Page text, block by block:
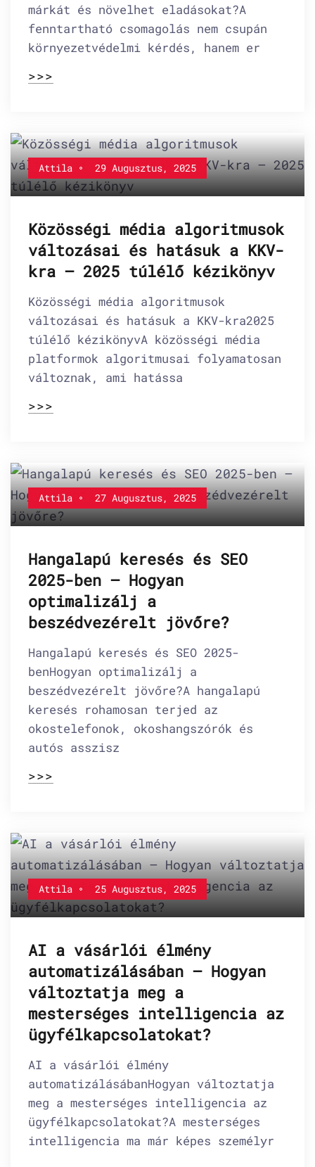
márkát és növelhet eladásokat?A
fenntartható csomagolás nem csupán
környezetvédelmi kérdés, hanem er
>>>
Attila 29 Augusztus, 2025
Közösségi média algoritmusok
változásai és hatásuk a KKV-
kra – 2025 túlélő kézikönyv
Közösségi média algoritmusok
változásai és hatásuk a KKV-kra2025
túlélő kézikönyvA közösségi média
platformok algoritmusai folyamatosan
változnak, ami hatássa
>>>
Attila 27 Augusztus, 2025
Hangalapú keresés és SEO
2025-ben – Hogyan
optimalizálj a
beszédvezérelt jövőre?
Hangalapú keresés és SEO 2025-
benHogyan optimalizálj a
beszédvezérelt jövőre?A hangalapú
keresés rohamosan terjed az
okostelefonok, okoshangszórók és
autós asszisz
>>>
Attila 25 Augusztus, 2025
AI a vásárlói élmény
automatizálásában – Hogyan
változtatja meg a
mesterséges intelligencia az
ügyfélkapcsolatokat?
AI a vásárlói élmény
automatizálásábanHogyan változtatja
meg a mesterséges intelligencia az
ügyfélkapcsolatokat?A mesterséges
intelligencia ma már képes személyr